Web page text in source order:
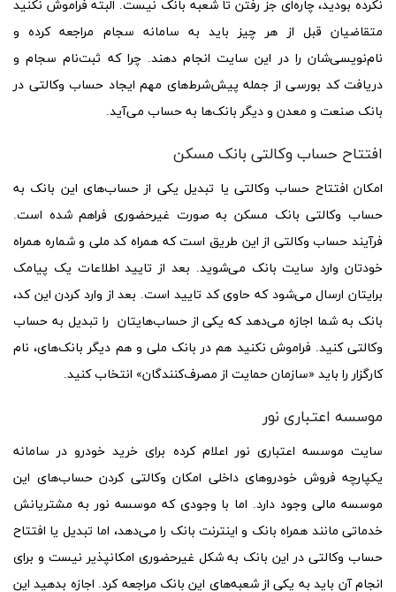
نکرده بودید، چاره‌ای جز رفتن تا شعبه بانک نیست. البته فراموش نکنید
متقاضیان قبل از هر چیز باید به سامانه سجام مراجعه کرده و
نام‌نویسی‌شان را در این سایت انجام دهند. چرا که ثبت‌نام سجام و
دریافت کد بورسی از جمله پیش‌شرط‌های مهم ایجاد حساب وکالتی در
بانک صنعت و معدن و دیگر بانک‌ها به حساب می‌آید.
افتتاح حساب وکالتی بانک مسکن
امکان افتتاح حساب وکالتی یا تبدیل یکی از حساب‌های این بانک به
حساب وکالتی بانک مسکن به صورت غیرحضوری فراهم شده است.
فرآیند حساب وکالتی از این طریق است که همراه کد ملی و شماره همراه
خودتان وارد سایت بانک می‌شوید. بعد از تایید اطلاعات یک پیامک
برایتان ارسال می‌شود که حاوی کد تایید است. بعد از وارد کردن این کد،
بانک به شما اجازه می‌دهد که یکی از حساب‌هایتان را تبدیل به حساب
وکالتی کنید. فراموش نکنید هم در بانک ملی و هم دیگر بانک‌های، نام
کارگزار را باید «سازمان حمایت از مصرف‌کنندگان» انتخاب کنید.
موسسه اعتباری نور
سایت موسسه اعتباری نور اعلام کرده برای خرید خودرو در سامانه
یکپارچه فروش خودروهای داخلی امکان وکالتی کردن حساب‌های این
موسسه مالی وجود دارد. اما با وجودی که موسسه نور به مشتریانش
خدماتی مانند همراه بانک و اینترنت بانک را می‌دهد، اما تبدیل یا افتتاح
حساب وکالتی در این بانک به شکل غیرحضوری امکانپذیر نیست و برای
انجام آن باید به یکی از شعبه‌های این بانک مراجعه کرد. اجازه بدهید این